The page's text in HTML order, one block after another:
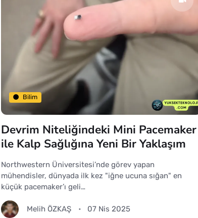
Bilim
Devrim Niteliğindeki Mini Pacemaker
ile Kalp Sağlığına Yeni Bir Yaklaşım
Northwestern Üniversitesi’nde görev yapan
mühendisler, dünyada ilk kez "iğne ucuna sığan" en
küçük pacemaker’ı geli…
Melih ÖZKAŞ 07 Nis 2025